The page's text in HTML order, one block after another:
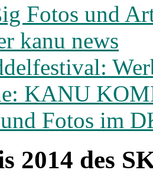
Fotos und
kanu news
KANU
Fotos im
2014 des